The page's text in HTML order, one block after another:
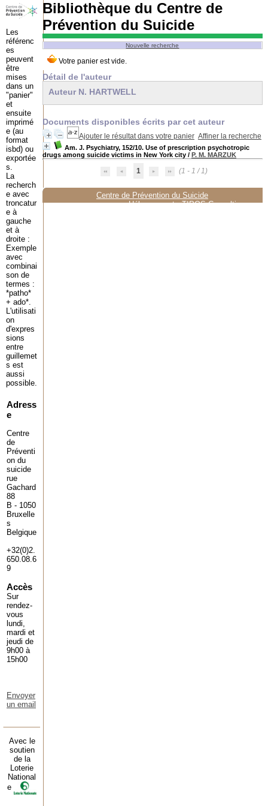
Bibliothèque du Centre de
Prévention du Suicide
Nouvelle recherche
Détail de l'auteur
Auteur N. HARTWELL
Documents disponibles écrits par cet auteur
Ajouter le résultat dans votre panier Affiner la recherche
Am. J. Psychiatry, 152/10. Use of prescription psychotropic
drugs among suicide victims in New York city/ P. M. MARZUK
1 (1 - 1 / 1)
Centre de Prévention du Suicide
Hébergement :TIPOS Consulting
Les
référenc
es
peuvent
être
mises
dans un
"panier"
et
ensuite
imprimé
e (au
format
isbd) ou
exportée
s.
La
recherch
e avec
troncatur
e à
gauche
et à
droite :
Exemple
avec
combinai
son de
termes :
*patho*
+ ado*.
L'utilisati
on
d'expres
sions
entre
guillemet
s est
aussi
possible.
Adress
e
Centre
de
Préventi
on du
suicide
rue
Gachard
88
B - 1050
Bruxelle
s
Belgique
+32(0)2.
650.08.6
9
Accès
Sur
rendez-
vous
lundi,
mardi et
jeudi de
9h00 à
15h00
Envoyer
un email
Avec le
soutien
de la
Loterie
National
e